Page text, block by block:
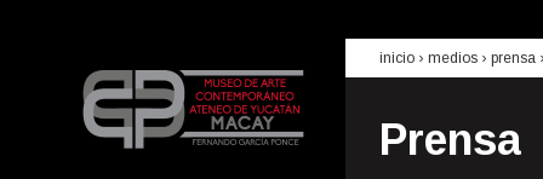
inicio › medios › prensa
Prensa